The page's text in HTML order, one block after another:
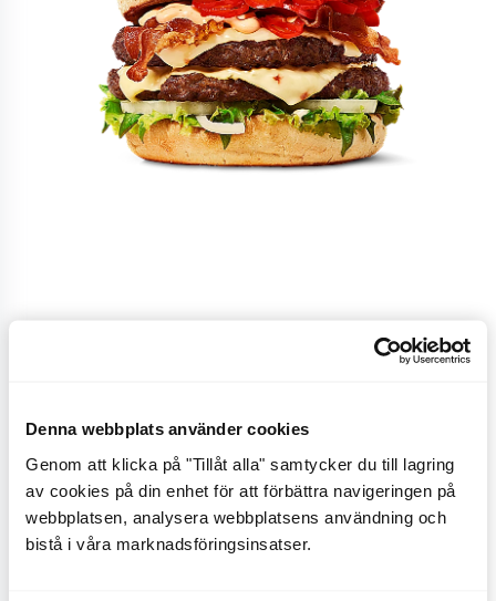
Denna webbplats använder cookies
Genom att klicka på "Tillåt alla" samtycker du till lagring
av cookies på din enhet för att förbättra navigeringen på
webbplatsen, analysera webbplatsens användning och
bistå i våra marknadsföringsinsatser.
Pepper Jack ‘n’ Chili
En dubbelburgare på svenskt nötkött med
äppelträrökt bacon, färsk picklad chili, pepper jack-
ost, gul lök (Sweet onion), chilimajonnäs,
isbergssallad, omslutet av ett gyllenrostat